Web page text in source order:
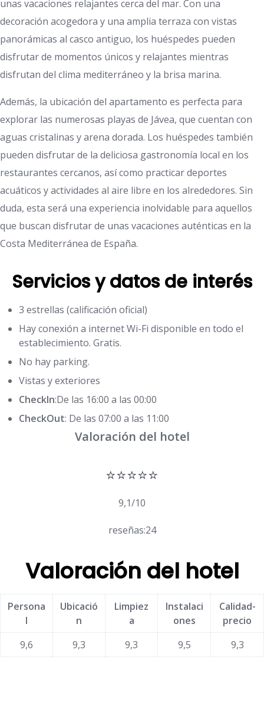
unas vacaciones relajantes cerca del mar. Con una
decoración acogedora y una amplia terraza con vistas
panorámicas al casco antiguo, los huéspedes pueden
disfrutar de momentos únicos y relajantes mientras
disfrutan del clima mediterráneo y la brisa marina.
Además, la ubicación del apartamento es perfecta para
explorar las numerosas playas de Jávea, que cuentan con
aguas cristalinas y arena dorada. Los huéspedes también
pueden disfrutar de la deliciosa gastronomía local en los
restaurantes cercanos, así como practicar deportes
acuáticos y actividades al aire libre en los alrededores. Sin
duda, esta será una experiencia inolvidable para aquellos
que buscan disfrutar de unas vacaciones auténticas en la
Costa Mediterránea de España.
Servicios y datos de interés
3 estrellas (calificación oficial)
Hay conexión a internet Wi-Fi disponible en todo el
establecimiento. Gratis.
No hay parking.
Vistas y exteriores
CheckIn:De las 16:00 a las 00:00
CheckOut: De las 07:00 a las 11:00
Valoración del hotel
⭐⭐⭐⭐⭐
9,1/10
reseñas:24
Valoración del hotel
Persona
l
Ubicació
n
Limpiez
a
Instalaci
ones
Calidad-
precio
9,6
9,3 9,3 9,5 9,3